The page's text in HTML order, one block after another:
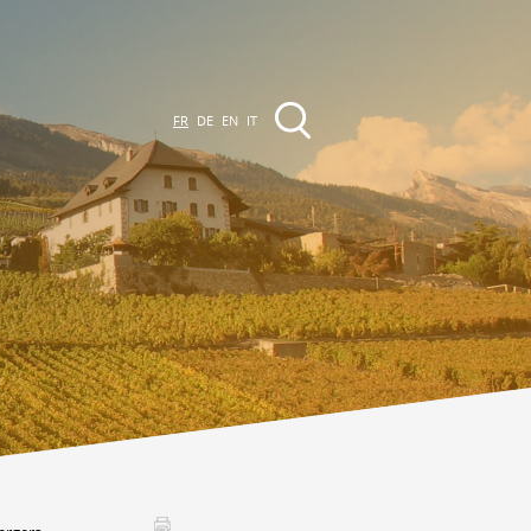
&
dans la région
des Manifestations
FR DE EN IT